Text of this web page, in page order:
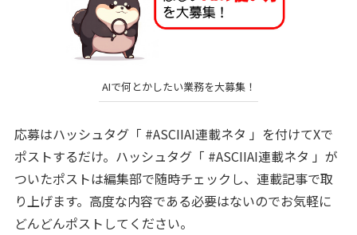
AIで何とかしたい業務を大募集！
応募はハッシュタグ「 #ASCIIAI連載ネタ 」を付けてXで
ポストするだけ。ハッシュタグ「 #ASCIIAI連載ネタ 」が
ついたポストは編集部で随時チェックし、連載記事で取
り上げます。高度な内容である必要はないのでお気軽に
どんどんポストしてください。